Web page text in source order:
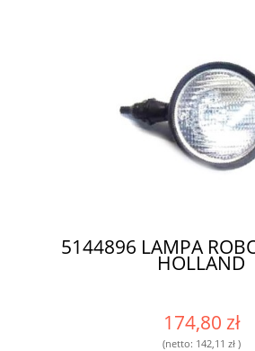
5144896 LAMPA
HOLLAND
174,80 zł
(netto: 142,11 zł)